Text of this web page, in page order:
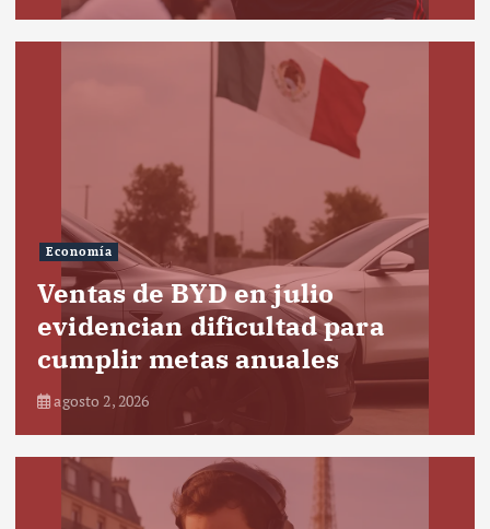
Economía
Ventas de BYD en julio
evidencian dificultad para
cumplir metas anuales
agosto 2, 2026